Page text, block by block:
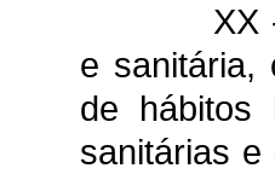
XX
e sanitária,
de hábitos
sanitárias